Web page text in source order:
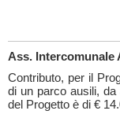
Ass. Intercomunale
Contributo, per il
di un parco ausili,
del Progetto è di €